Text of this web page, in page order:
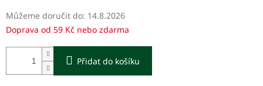
Můžeme doručit do: 14.8.2026
Doprava od 59 Kč nebo zdarma
Přidat do košíku